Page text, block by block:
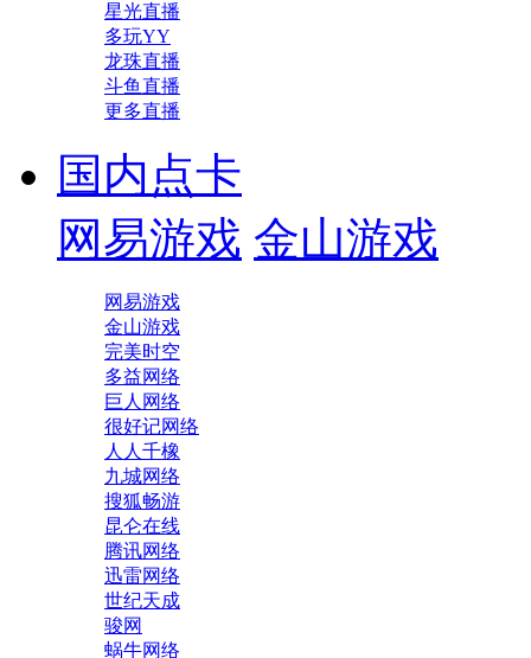
星光直播
多玩YY
龙珠直播
斗鱼直播
更多直播
国内点卡
网易游戏 金山游戏
网易游戏
金山游戏
完美时空
多益网络
巨人网络
很好记网络
人人千橡
九城网络
搜狐畅游
昆仑在线
腾讯网络
迅雷网络
世纪天成
骏网
蜗牛网络